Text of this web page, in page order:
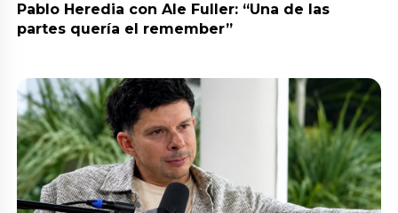
Pablo Heredia con Ale Fuller: “Una de las
partes quería el remember”